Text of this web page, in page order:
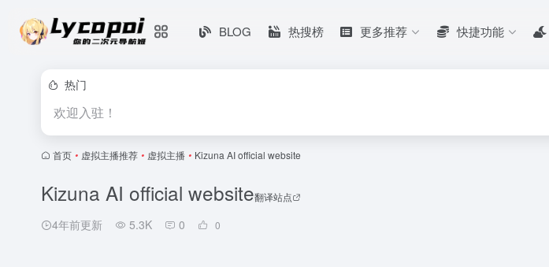
BLOG 热搜榜 更多推荐 快捷功能
热门
欢迎入驻！
首页 • 虚拟主播推荐 • 虚拟主播 • Kizuna AI official website
Kizuna AI official website翻译站点
4年前更新 5.3K 0 0